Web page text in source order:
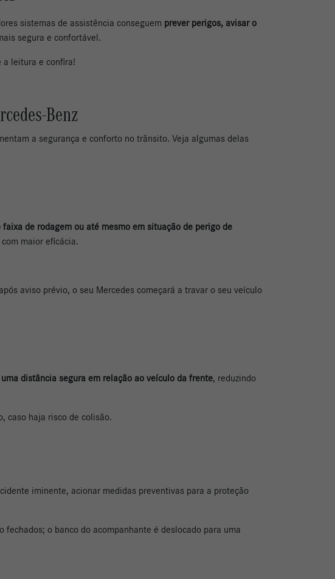
sistemas de assistência conseguem prever perigos, avisar o
segura e confortável.
a leitura e confira!
Benz
a segurança e conforto no trânsito. Veja algumas delas
de rodagem ou até mesmo em situação de perigo de
maior eficácia.
aviso prévio, o seu Mercedes começará a travar o seu veículo
distância segura em relação ao veículo da frente, reduzindo
caso haja risco de colisão.
iminente, acionar medidas preventivas para a proteção
o banco do acompanhante é deslocado para uma